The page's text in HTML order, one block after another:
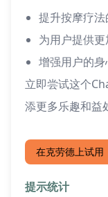
提升按摩疗
为用户提供
增强用户的
立即尝试这个
添更多乐趣和益
在克劳德上试用
提示统计